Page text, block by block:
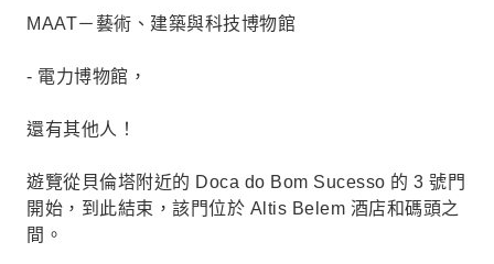
MAAT－藝術、建築與科技博物館
- 電力博物館，
還有其他人！
遊覽從貝倫塔附近的 Doca do Bom Sucesso 的 3 號門
開始，到此結束，該門位於 Altis Belem 酒店和碼頭之
間。